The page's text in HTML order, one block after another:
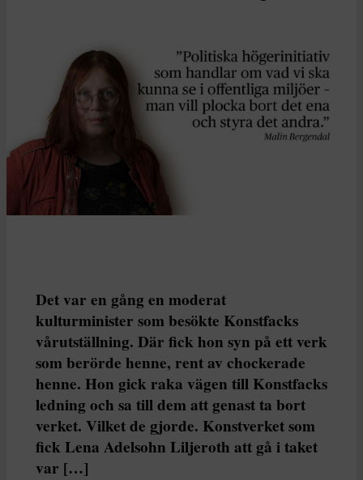
Det var en gång en moderat
kulturminister som besökte Konstfacks
vårutställning. Där fick hon syn på ett verk
som berörde henne, rent av chockerade
henne. Hon gick raka vägen till Konstfacks
ledning och sa till dem att genast ta bort
verket. Vilket de gjorde. Konstverket som
fick Lena Adelsohn Liljeroth att gå i taket
var […]